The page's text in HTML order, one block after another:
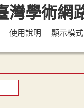
使用說明 顯示模式